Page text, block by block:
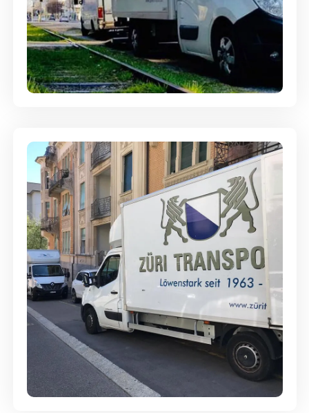
Ein- und Auspackservice
Günstige Umzüge - Hervorragender
Service